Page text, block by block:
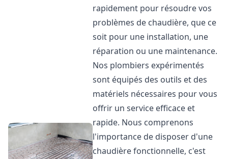
rapidement pour résoudre vos
problèmes de chaudière, que ce
soit pour une installation, une
réparation ou une maintenance.
Nos plombiers expérimentés
sont équipés des outils et des
matériels nécessaires pour vous
offrir un service efficace et
rapide. Nous comprenons
l'importance de disposer d'une
chaudière fonctionnelle, c'est